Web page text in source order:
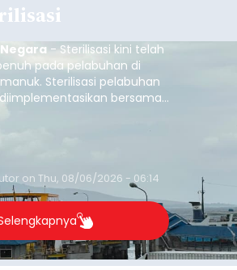
- Sterilisasi kini telah
pada pelabuhan di
Sterilisasi pelabuhan
bersama
lainnya, yakni
Kayangan, dan
8/2026).
on Thu, 08/06/2026 - 06:14